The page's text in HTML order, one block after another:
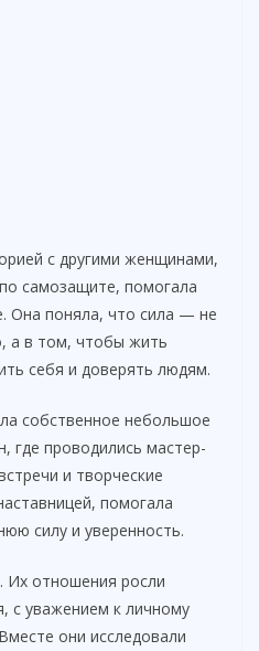
с другими женщинами,
самозащите, помогала
Она поняла, что сила — не
а в том, чтобы жить
себя и доверять людям.
собственное небольшое
где проводились мастер-
и творческие
помогала
силу и уверенность.
Их отношения росли
с уважением к личному
они исследовали